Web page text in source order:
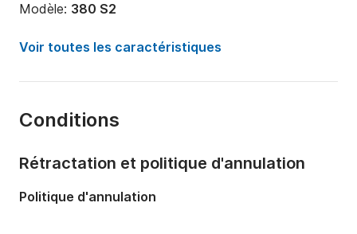
Modèle: 380 S2
Année:
2005 (Rénové en 2018)
Nombre de couchages:
Nombre de salles de bains:
Voir toutes les caractéristiques
Conditions
Rétractation et politique d'annulation
Politique d'annulation